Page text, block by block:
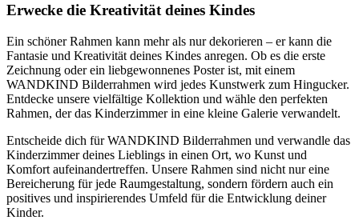
Erwecke die Kreativität deines Kindes
Ein schöner Rahmen kann mehr als nur dekorieren – er kann die
Fantasie und Kreativität deines Kindes anregen. Ob es die erste
Zeichnung oder ein liebgewonnenes Poster ist, mit einem
WANDKIND Bilderrahmen wird jedes Kunstwerk zum Hingucker.
Entdecke unsere vielfältige Kollektion und wähle den perfekten
Rahmen, der das Kinderzimmer in eine kleine Galerie verwandelt.
Entscheide dich für WANDKIND Bilderrahmen und verwandle das
Kinderzimmer deines Lieblings in einen Ort, wo Kunst und
Komfort aufeinandertreffen. Unsere Rahmen sind nicht nur eine
Bereicherung für jede Raumgestaltung, sondern fördern auch ein
positives und inspirierendes Umfeld für die Entwicklung deiner
Kinder.